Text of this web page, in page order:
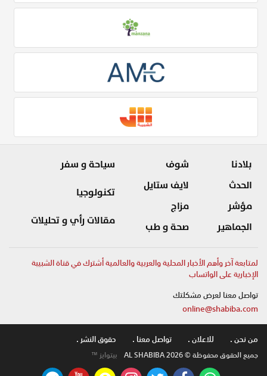
بلادنا
الحدث
مؤشر
الجماهير
شوف
لايف ستايل
مزاج
صحة و طب
سياحة و سفر
تكنولوجيا
مقالات رأي و تحليلات
لمتابعة آخر وأهم الأخبار المحلية والعربية والعالمية أشترك في قناة الشبيبة
الإخبارية على الواتساب
تواصل معنا لعرض مشكلتك
online@shabiba.com
من نحن .
للاعلان . تواصل معنا . حقوق النشر .
جميع الحقوق محفوظة © AL SHABIBA 2026 بيتوايز ™